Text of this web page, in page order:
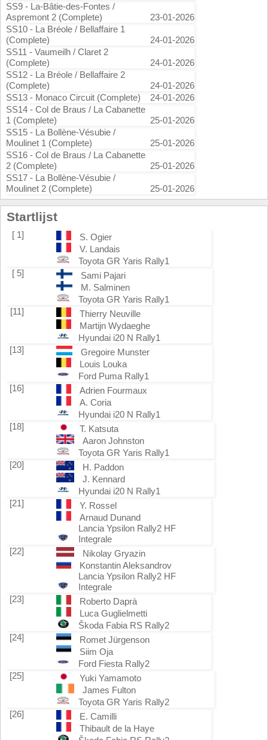
SS9 - La-Bâtie-des-Fontes /
Aspremont 2 (Complete)
23-01-2026
SS10 - La Bréole / Bellaffaire 1
(Complete)
24-01-2026
SS11 - Vaumeilh / Claret 2
(Complete)
24-01-2026
SS12 - La Bréole / Bellaffaire 2
(Complete)
24-01-2026
SS13 - Monaco Circuit (Complete)
24-01-2026
SS14 - Col de Braus / La Cabanette
1 (Complete)
25-01-2026
SS15 - La Bollène-Vésubie /
Moulinet 1 (Complete)
25-01-2026
SS16 - Col de Braus / La Cabanette
2 (Complete)
25-01-2026
SS17 - La Bollène-Vésubie /
Moulinet 2 (Complete)
25-01-2026
Startlijst
[ 1]
S. Ogier
V. Landais
Toyota GR Yaris Rally1
[ 5]
Sami Pajari
M. Salminen
Toyota GR Yaris Rally1
[11]
Thierry Neuville
Martijn Wydaeghe
Hyundai i20 N Rally1
[13]
Gregoire Munster
Louis Louka
Ford Puma Rally1
[16]
Adrien Fourmaux
A. Coria
Hyundai i20 N Rally1
[18]
T. Katsuta
Aaron Johnston
Toyota GR Yaris Rally1
[20]
H. Paddon
J. Kennard
Hyundai i20 N Rally1
[21]
Y. Rossel
Arnaud Dunand
Lancia Ypsilon Rally2 HF
Integrale
[22]
Nikolay Gryazin
Konstantin Aleksandrov
Lancia Ypsilon Rally2 HF
Integrale
[23]
Roberto Daprà
Luca Guglielmetti
Škoda Fabia RS Rally2
[24]
Romet Jürgenson
Siim Oja
Ford Fiesta Rally2
[25]
Yuki Yamamoto
James Fulton
Toyota GR Yaris Rally2
[26]
E. Camilli
Thibault de la Haye